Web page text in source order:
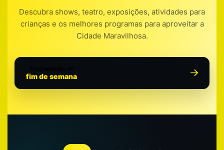
Descubra shows, teatro, exposições, atividades para
crianças e os melhores programas para aproveitar a
Cidade Maravilhosa.
fim de semana